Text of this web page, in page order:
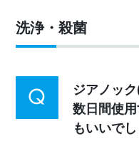
洗浄・殺菌
ジアノッ
数日間使
もいいで